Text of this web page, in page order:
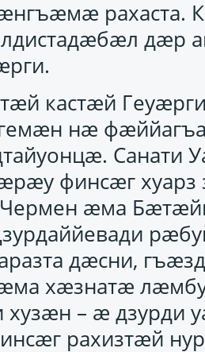
рахаста.
дӕр
кастӕй
нӕ
Санати
финсӕг хуарз
ӕма
дӕсни,
хӕзнатӕ
– ӕ дзурди
рахизтӕй